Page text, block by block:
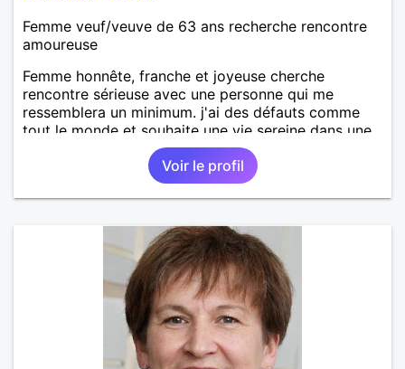
Femme veuf/veuve de 63 ans recherche rencontre
amoureuse
Femme honnête, franche et joyeuse cherche
rencontre sérieuse avec une personne qui me
ressemblera un minimum. j'ai des défauts comme
tout le monde et souhaite une vie sereine dans une
relation sur du long terme.
Voir le profil